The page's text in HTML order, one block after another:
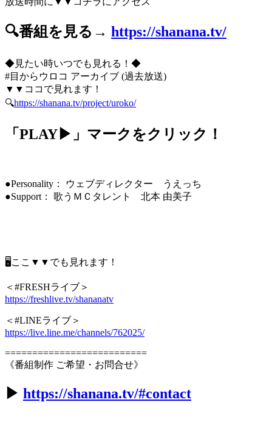
🔍番組を見る→ https://shanana.tv/
◆見たい時いつでも見れる！◆
#目からウロコ アーカイブ (過去放送)
▼▼ココで見れます！
🔍https://shanana.tv/project/uroko/
「PLAY▶」マークをクリック！
●Personality： ウェブディレクター うえっち
●Support： 歌うＭＣタレント 北本 由美子
🖥ここ▼▼でも見れます！
＜#FRESHライブ＞
https://freshlive.tv/shananatv
＜#LINEライブ＞
https://live.line.me/channels/762025/
==========================
《番組制作 ご希望・お問合せ》
▶︎ https://shanana.tv/#contact